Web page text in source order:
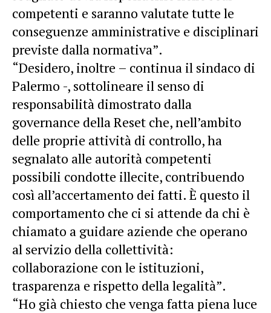
competenti e saranno valutate tutte le
conseguenze amministrative e disciplinari
previste dalla normativa”.
“Desidero, inoltre – continua il sindaco di
Palermo -, sottolineare il senso di
responsabilità dimostrato dalla
governance dellaReset che, nell’ambito
delle proprie attività di controllo, ha
segnalato alle autorità competenti
possibili condotte illecite, contribuendo
così all’accertamento dei fatti. È questo il
comportamento che ci si attende da chi è
chiamato a guidare aziende che operano
al servizio della collettività:
collaborazione con le istituzioni,
trasparenza e rispetto della legalità”.
“Ho già chiesto che venga fatta piena luce